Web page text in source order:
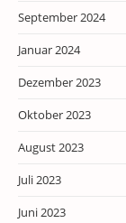
September 2024
Januar 2024
Dezember 2023
Oktober 2023
August 2023
Juli 2023
Juni 2023